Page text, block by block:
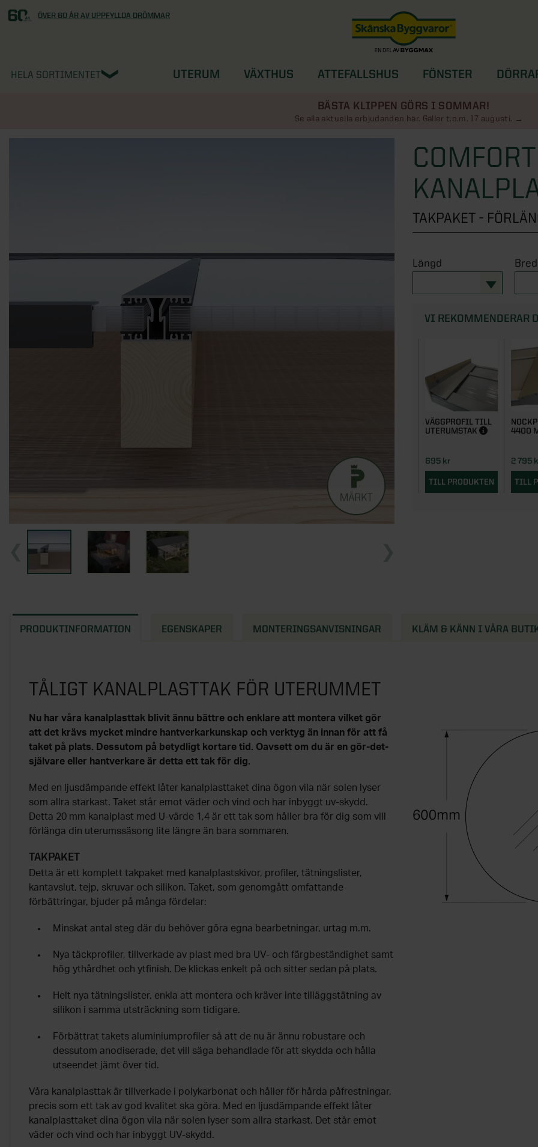
ÖVER 60 ÅR AV UPPFYLLDA DRÖMMAR
HELA SORTIMENTET UTERUM VÄXTHUS ATTEFALLSHUS FÖNSTER
BÄSTA KLIPPEN GÖRS I SOMMAR!
Se alla aktuella erbjudanden här. Gäller t.o.m. 17 augusti.
TAKPAKET -
Längd
VI REKOMMENDERAR
VÄGGPROFIL TILL
UTERUMSTAK
695 kr
TILL PRODUKTEN
4400
2 795
TILL
PRODUKTINFORMATION EGENSKAPER MONTERINGSANVISNINGAR KLÄM & KÄNN I VÅRA
TÅLIGT KANALPLASTTAK FÖR UTERUMMET
Nu har våra kanalplasttak blivit ännu bättre och enklare att montera vilket gör
att det krävs mycket mindre hantverkarkunskap och verktyg än innan för att få
taket på plats. Dessutom på betydligt kortare tid. Oavsett om du är en gör-det-
självare eller hantverkare är detta ett tak för dig.
Med en ljusdämpande effekt låter kanalplasttaket dina ögon vila när solen lyser
som allra starkast. Taket står emot väder och vind och har inbyggt uv-skydd.
Detta 20 mm kanalplast med U-värde 1,4 är ett tak som håller bra för dig som vill
förlänga din uterumssäsong lite längre än bara sommaren.
TAKPAKET
Detta är ett komplett takpaket med kanalplastskivor, profiler, tätningslister,
kantavslut, tejp, skruvar och silikon. Taket, som genomgått omfattande
förbättringar, bjuder på många fördelar:
Minskat antal steg där du behöver göra egna bearbetningar, urtag m.m.
Nya täckprofiler, tillverkade av plast med bra UV- och färgbeständighet samt
hög ythårdhet och ytfinish. De klickas enkelt på och sitter sedan på plats.
Helt nya tätningslister, enkla att montera och kräver inte tilläggstätning av
silikon i samma utsträckning som tidigare.
Förbättrat takets aluminiumprofiler så att de nu är ännu robustare och
dessutom anodiserade, det vill säga behandlade för att skydda och hålla
utseendet jämt över tid.
Våra kanalplasttak är tillverkade i polykarbonat och håller för hårda påfrestningar,
precis som ett tak av god kvalitet ska göra. Med en ljusdämpande effekt låter
kanalplasttaket dina ögon vila när solen lyser som allra starkast. Det står emot
väder och vind och har inbyggt UV-skydd.